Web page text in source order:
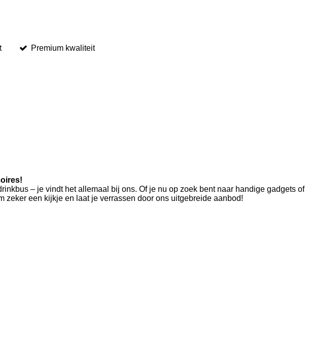
Premium kwaliteit
– je vindt het allemaal bij ons. Of je nu op zoek bent naar handige gadgets of
een kijkje en laat je verrassen door ons uitgebreide aanbod!